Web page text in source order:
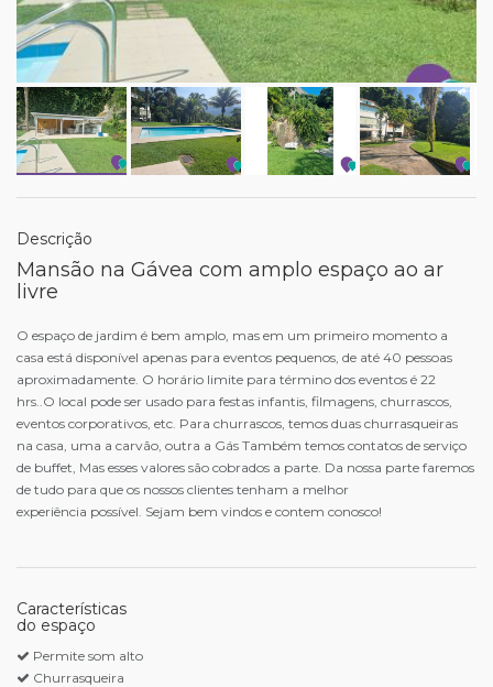
Descrição
Mansão na Gávea com amplo espaço ao ar
livre
O espaço de jardim é bem amplo, mas em um primeiro momento a
casa está disponível apenas para eventos pequenos, de até 40 pessoas
aproximadamente. O horário limite para término dos eventos é 22
hrs..O local pode ser usado para festas infantis, filmagens, churrascos,
eventos corporativos, etc. Para churrascos, temos duas churrasqueiras
na casa, uma a carvão, outra a Gás Também temos contatos de serviço
de buffet, Mas esses valores são cobrados a parte. Da nossa parte faremos
de tudo para que os nossos clientes tenham a melhor
experiência possível. Sejam bem vindos e contem conosco!
Características
do espaço
Permite som alto
Churrasqueira